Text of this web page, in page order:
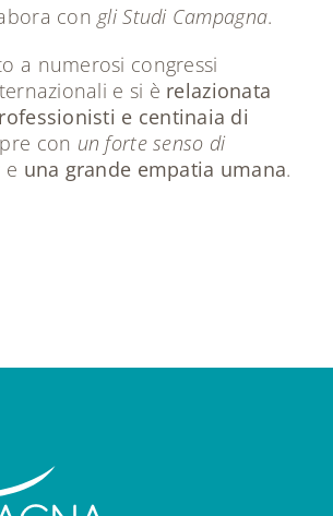
congli Studi Campagna.
a numerosi congressi
e si è relazionata
e centinaia di
con un forte senso di
e una grande empatia umana.